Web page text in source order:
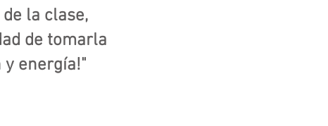
la clase,
de tomarla
energía!"